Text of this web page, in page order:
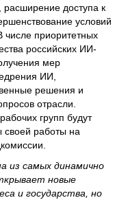
доступа к
условий
числе приоритетных
российских ИИ-
мер
ИИ,
решения и
отрасли.
групп будут
своей работы на
из самых динамично
новые
и государства, но